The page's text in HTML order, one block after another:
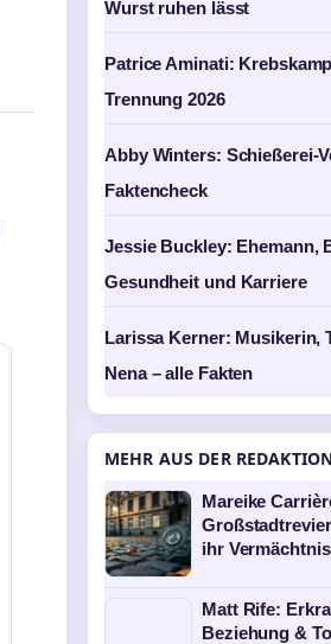
Wurst ruhen lässt
Patrice Aminati:
Trennung 2026
Abby Winters: Schießerei-
Faktencheck
Jessie Buckley: Ehemann,
Gesundheit und Karriere
Larissa Kerner: Musikerin,
Nena – alle Fakten
MEHR AUS DER
Mareike
ihr Vermächtnis
Matt Rife:
Beziehung &